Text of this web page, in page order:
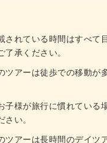
されている時間はすべて
承ください。
ツアーは徒歩での移動が
子様が旅行に慣れている
い。
ツアーは長時間のデイツ